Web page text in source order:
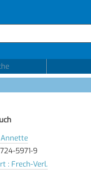
5971-9
: Frech-Verl.